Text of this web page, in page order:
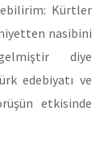
Kürtler
nasibini
diye
edebiyatı ve
etkisinde